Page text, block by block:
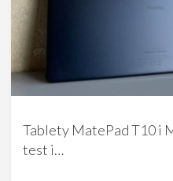
Tablety MatePad T10 i
test i…